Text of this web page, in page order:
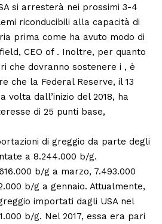
si arresterà nei prossimi 3-4
riconducibili alla capacità di
prima come ha avuto modo di
CEO of . Inoltre, per quanto
che dovranno sostenere i , è
che la Federal Reserve, il 13
volta dall’inizio del 2018, ha
di 25 punti base,
di greggio da parte degli
a 8.244.000 b/g.
b/g a marzo, 7.493.000
b/g a gennaio. Attualmente,
importati dagli USA nel
b/g. Nel 2017, essa era pari